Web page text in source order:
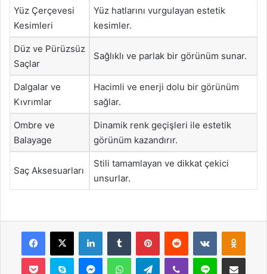
Yüz Çerçevesi
Kesimleri
Yüz hatlarını vurgulayan estetik
kesimler.
Düz ve Pürüzsüz
Saçlar
Sağlıklı ve parlak bir görünüm sunar.
Dalgalar ve
Kıvrımlar
Hacimli ve enerji dolu bir görünüm
sağlar.
Ombre ve
Balayage
Dinamik renk geçişleri ile estetik
görünüm kazandırır.
Saç Aksesuarları
Stili tamamlayan ve dikkat çekici
unsurlar.
Facebook
X LinkedInTumblr PinterestReddit VKontakte
Pocket Skype MessengerWhatsAppTelegramViber Line E-Posta ile